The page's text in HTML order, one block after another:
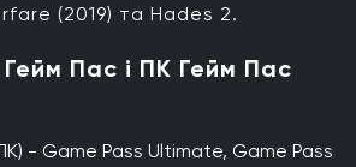
(2019) та Hades 2.
Гейм Пас і ПК Гейм Пас
- Game Pass Ultimate, Game Pass